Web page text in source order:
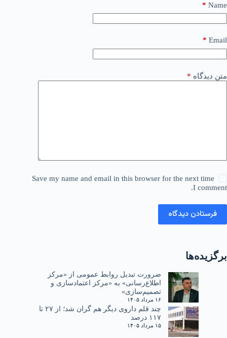
Name
*
Email
*
متن دیدگاه *
Save my name and email in this browser for the next time
I comment.
فرستادن دیدگاه
برگزیده‌ها
ضرورت تبدیل روابط عمومی از «مرکز
اطلاع‌رسانی» به «مرکز اعتمادسازی و
تصمیم‌سازی»
۱۶ مرداد ۱۴۰۵
چند قلم داروی دیگر هم گران شد؛ از ۲۷ تا
۱۱۷ درصد
۱۵ مرداد ۱۴۰۵